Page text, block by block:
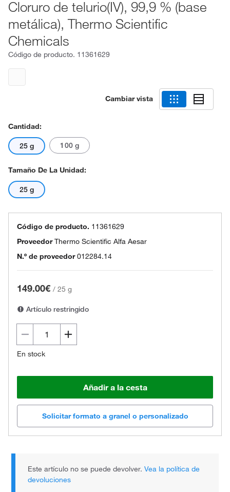
Cloruro de telurio(IV), 99,9 % (base
metálica), Thermo Scientific
Chemicals
Código de producto. 11361629
Cambiar vista
Cantidad:
25 g 100 g
Tamaño De La Unidad:
25 g
Código de producto. 11361629
ProveedorThermo Scientific Alfa Aesar
N.º de proveedor 012284.14
149.00€ / 25 g
Artículo restringido
En stock
Añadir a la cesta
Solicitar formato a granel o personalizado
Este artículo no se puede devolver.Vea la política de
devoluciones